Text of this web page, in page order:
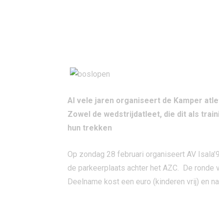
Al vele jaren organiseert de Kamper
Zowel de wedstrijdatleet, die dit als
hun trekken
Op zondag 28 februari organiseert AV
de parkeerplaats achter het AZC. De ronde
Deelname kost een euro (kinderen vrij) en